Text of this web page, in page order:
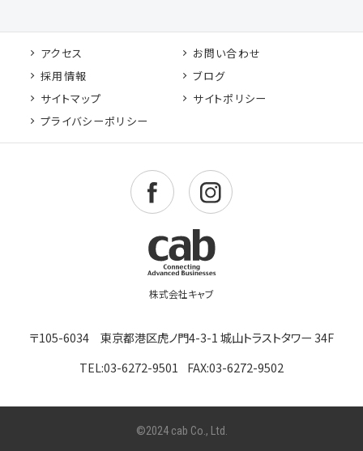
アクセス
お問い合わせ
採用情報
ブログ
サイトマップ
サイトポリシー
プライバシーポリシー
〒105-6034 東京都港区虎ノ門4-3-1 城山トラストタワー 34F
TEL:03-6272-9501
FAX:03-6272-9502